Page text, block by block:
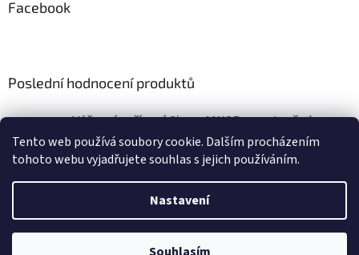
Tento web používá soubory cookie. Dalším procházením
tohoto webu vyjadřujete souhlas s jejich používáním.
Nastavení
Navštivte sekci "Výprodej", kde naleznete produkty za
Facebook
Poslední hodnocení produktů
Výčepní zařízení Sinop MK25 s vestavěným vzduchovým kompresorem
Hodnocení produktu je 5 z 5 hvězdiček.
|
Vytvořil Shoptet